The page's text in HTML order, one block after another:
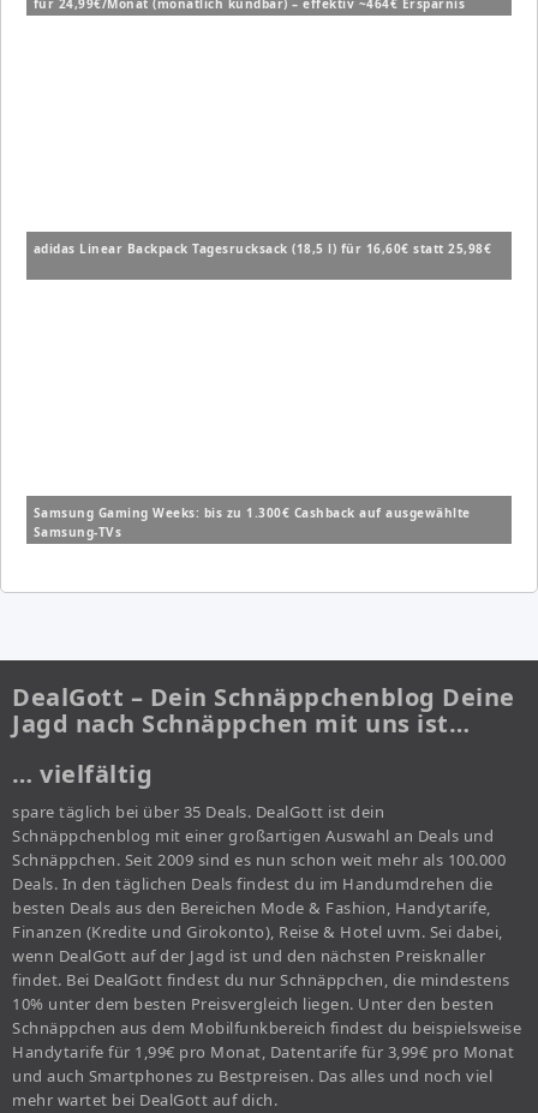
für 24,99€/Monat (monatlich kündbar) – effektiv ~464€ Ersparnis
adidas Linear Backpack Tagesrucksack (18,5 l) für 16,60€ statt 25,98€
Samsung Gaming Weeks: bis zu 1.300€ Cashback auf ausgewählte
Samsung-TVs
DealGott – Dein Schnäppchenblog Deine
Jagd nach Schnäppchen mit uns ist…
… vielfältig
spare täglich bei über 35 Deals. DealGott ist dein
Schnäppchenblog mit einer großartigen Auswahl an Deals und
Schnäppchen. Seit 2009 sind es nun schon weit mehr als 100.000
Deals. In den täglichen Deals findest du im Handumdrehen die
besten Deals aus den Bereichen Mode & Fashion, Handytarife,
Finanzen (Kredite und Girokonto), Reise & Hotel uvm. Sei dabei,
wenn DealGott auf der Jagd ist und den nächsten Preisknaller
findet. Bei DealGott findest du nur Schnäppchen, die mindestens
10% unter dem besten Preisvergleich liegen. Unter den besten
Schnäppchen aus dem Mobilfunkbereich findest du beispielsweise
Handytarife für 1,99€ pro Monat, Datentarife für 3,99€ pro Monat
und auch Smartphones zu Bestpreisen. Das alles und noch viel
mehr wartet bei DealGott auf dich.